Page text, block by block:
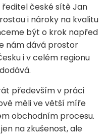
ředitel české sítě Jan
i nároky na kvalitu
být o krok napřed
nám dává prostor
i v celém regionu
především v práci
měli ve větší míře
obchodním procesu.
na zkušenost, ale